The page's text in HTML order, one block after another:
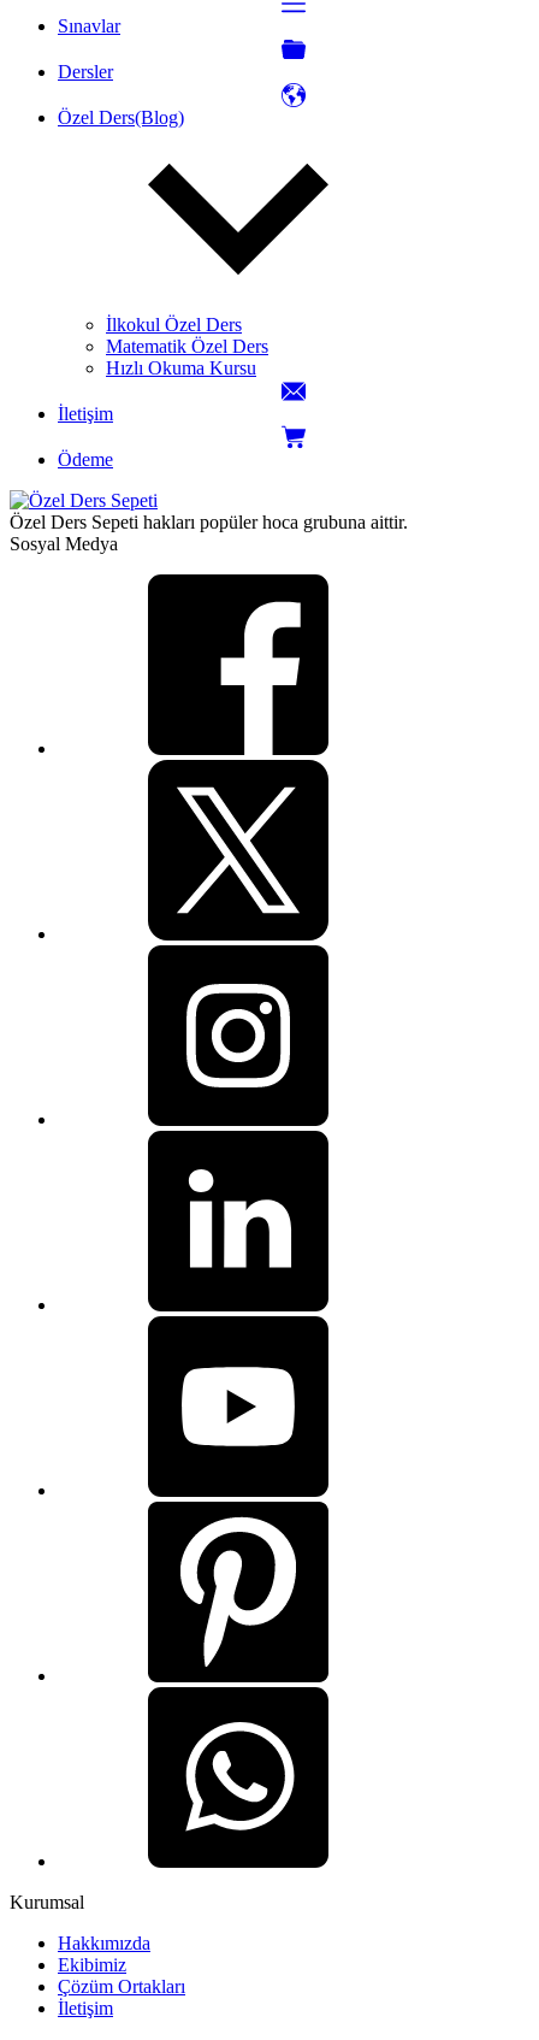
Sınavlar
Dersler
Özel Ders(Blog)
İlkokul Özel Ders
Matematik Özel Ders
Hızlı Okuma Kursu
İletişim
Ödeme
Özel Ders Sepeti hakları popüler hoca grubuna aittir.
Sosyal Medya
Kurumsal
Hakkımızda
Ekibimiz
Çözüm Ortakları
İletişim